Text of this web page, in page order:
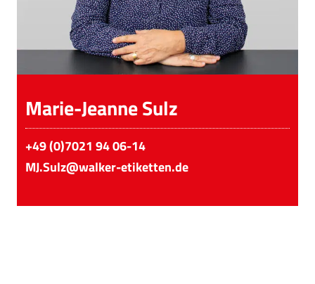
Marie-Jeanne Sulz
+49 (0)7021 94 06-14
MJ.Sulz@walker-etiketten.de